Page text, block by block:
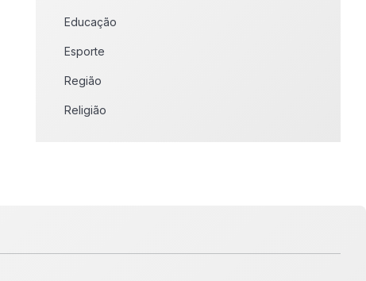
Educação
Esporte
Região
Religião